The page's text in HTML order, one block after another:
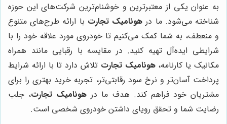
به عنوان یکی از معتبرترین و خوشنام‌ترین شرکت‌های این حوزه
شناخته می‌شود. ما در هونامیک تجارت با ارائه طرح‌های متنوع
و منعطف، به شما کمک می‌کنیم تا خودروی مورد علاقه خود را با
شرایطی ایده‌آل تهیه کنید. در مقایسه با رقبایی مانند همراه
مکانیک یا کارنامه،هونامیک تجارت تلاش دارد تا با ارائه شرایط
پرداخت آسان‌تر و نرخ سود رقابتی‌تر، تجربه خرید بهتری را برای
مشتریان خود فراهم کند. هدف ما در هونامیک تجارت، جلب
رضایت شما و تحقق رویای داشتن خودروی شخصی است.